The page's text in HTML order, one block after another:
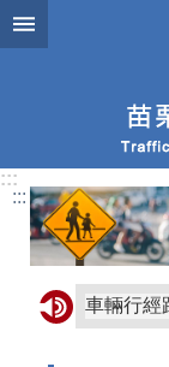
跳到主要內容區塊
:::
:::
車輛行經